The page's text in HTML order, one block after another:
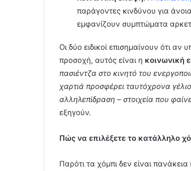
παράγοντες κινδύνου για
εμφανίζουν συμπτώματα
Οι δύο ειδικοί επισημαίνουν ότι
προσοχή, αυτός είναι η κοινωνική
πασιέντζα στο κινητό του
χαρτιά προσφέρει ταυτόχρονα
αλληλεπίδραση – στοιχεία που
εξηγούν.
Πώς να επιλέξετε το κατάλληλο
Παρότι τα χόμπι δεν είναι